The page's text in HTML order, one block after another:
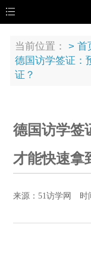
当前位置： > 首
德国访学签证：
证？
德国访学签
才能快速拿
来源：51访学网 时